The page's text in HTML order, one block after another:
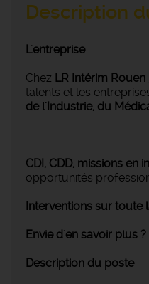
Description
L'entreprise
Chez LR Intérim Rouen
talents et les
de l'Industrie, du
CDI, CDD, missions en
opportunités
Interventions sur toute
Envie d'en savoir plus
Description du poste